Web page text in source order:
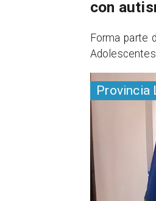
Provincia
con
​Forma parte
Adolescentes